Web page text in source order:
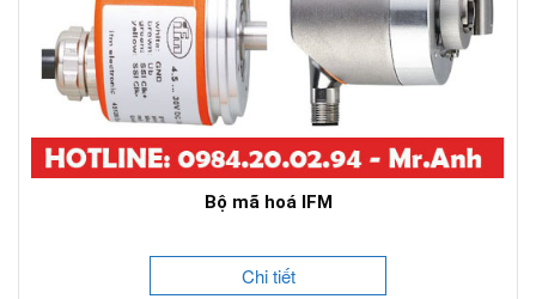
Bộ mã hoá IFM
Chi tiết